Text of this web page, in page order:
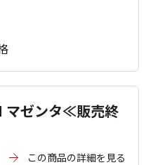
マゼンタ≪販売終
この商品の詳細を見る